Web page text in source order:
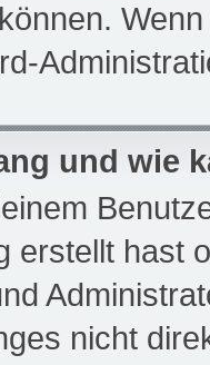
und wie
erstellt hast
nicht